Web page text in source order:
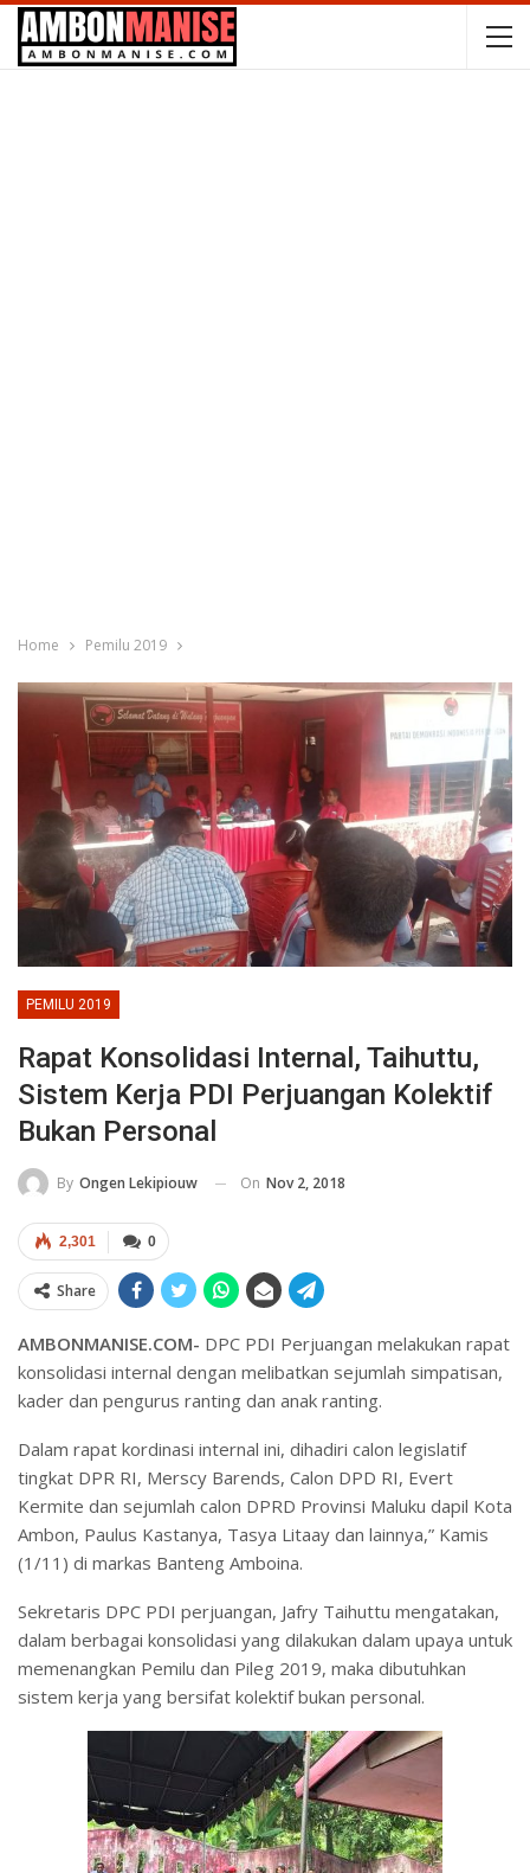
Home Pemilu 2019
PEMILU 2019
Rapat Konsolidasi Internal, Taihuttu,
Sistem Kerja PDI Perjuangan Kolektif
Bukan Personal
By Ongen Lekipiouw On Nov 2, 2018
0
2,301
Share
AMBONMANISE.COM- DPC PDI Perjuangan melakukan rapat
konsolidasi internal dengan melibatkan sejumlah simpatisan,
kader dan pengurus ranting dan anak ranting.
Dalam rapat kordinasi internal ini, dihadiri calon legislatif
tingkat DPR RI, Merscy Barends, Calon DPD RI, Evert
Kermite dan sejumlah calon DPRD Provinsi Maluku dapil Kota
Ambon, Paulus Kastanya, Tasya Litaay dan lainnya,” Kamis
(1/11) di markas Banteng Amboina.
Sekretaris DPC PDI perjuangan, Jafry Taihuttu mengatakan,
dalam berbagai konsolidasi yang dilakukan dalam upaya untuk
memenangkan Pemilu dan Pileg 2019, maka dibutuhkan
sistem kerja yang bersifat kolektif bukan personal.